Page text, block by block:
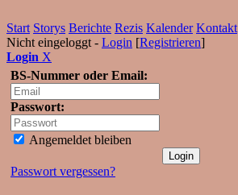
Start Storys Berichte Rezis Kalender Kontakt
Nicht eingeloggt - Login [Registrieren]
Login X
BS-Nummer oder Email:
Passwort:
Angemeldet bleiben
Passwort vergessen?